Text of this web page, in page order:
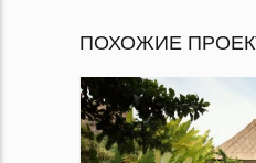
ПОХОЖИЕ